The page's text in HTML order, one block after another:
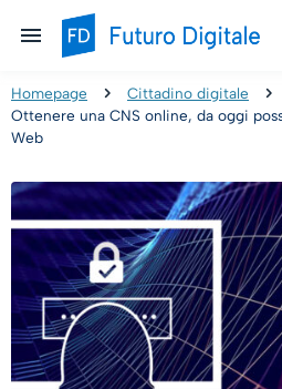
Homepage
Cittadino digitale
Ottenere una CNS online, da oggi
Web